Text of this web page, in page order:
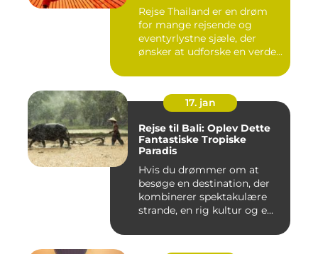
Rejse Thailand er en drøm
for mange rejsende og
eventyrlystne sjæle, der
ønsker at udforske en verde...
17. jan
Rejse til Bali: Oplev Dette
Fantastiske Tropiske
Paradis
Hvis du drømmer om at
besøge en destination, der
kombinerer spektakulære
strande, en rig kultur og e...